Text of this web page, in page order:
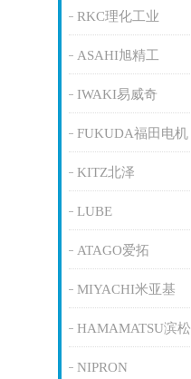
RKC理化工业
ASAHI旭精工
IWAKI易威奇
FUKUDA福田电机
KITZ北泽
LUBE
ATAGO爱拓
MIYACHI米亚基
HAMAMATSU滨松
NIPRON